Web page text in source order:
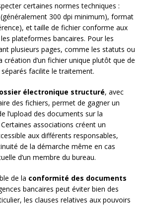
certaines normes techniques :
300 dpi minimum), format
et taille de fichier conforme aux
plateformes bancaires. Pour les
plusieurs pages, comme les statuts ou
création d’un fichier unique plutôt que de
facilite le traitement.
électronique structuré, avec
des fichiers, permet de gagner un
l’upload des documents sur la
associations créent un
aux différents responsables,
de la démarche même en cas
d’un membre du bureau.
de la conformité des documents
bancaires peut éviter bien des
les clauses relatives aux pouvoirs